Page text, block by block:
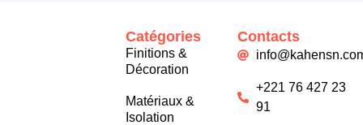
Catégories
Finitions &
Décoration
Matériaux &
Isolation
Contacts
+221 76 427 23
91